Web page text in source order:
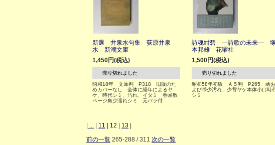
新選 井泉水句集 荻原井泉
水 新潮文庫
1,450円(税込)
売り切れました
昭和18年 文庫判 P318 旧版のた
めカバーなし 全体に経年によるヤ
ケ、時代シミ、汚れ、イタミ 巻頭数
ページ角少濡れシミ 元パラ付
詩魂紺碧 ―詩歌の未来―
本邦雄 花曜社
1,500円(税込)
売り切れました
昭和58年初版 Ａ５判 P265 函お
よび帯少汚れ、少背ヤケ本体小口時
シミ
... 11 12 13
前の一覧 265-288 / 311 次の一覧